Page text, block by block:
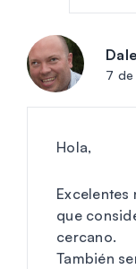
7 de
Hola,
que
cercano.
También